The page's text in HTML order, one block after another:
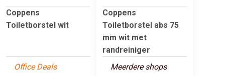
Coppens
Toiletborstel wit
Office Deals
Coppens
Toiletborstel abs 75
mm wit met
randreiniger
Meerdere shops